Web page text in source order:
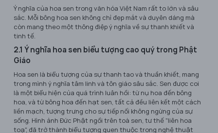
Ý nghĩa của hoa sen trong văn hóa Việt Nam rất to lớn và sâu
sắc. Mỗi bông hoa sen không chỉ đẹp mắt và duyên dáng mà
còn mang theo một thông điệp ý nghĩa về sự thanh khiết và
tinh tế.
2.1 Ý nghĩa hoa sen biểu tượng cao quý trong Phật
Giáo
Hoa sen là biểu tượng của sự thanh tao và thuần khiết, mang
trong mình ý nghĩa tâm linh và tôn giáo sâu sắc. Sen được coi
là một biểu hiện của quá trình luân hồi: từ nụ hoa đến bông
hoa, và từ bông hoa đến hạt sen, tất cả đều liên kết một cách
liền mạch, tượng trưng cho sự tiếp nối không ngừng của sự
sống. Hình ảnh Đức Phật ngồi trên toà sen, tư thế "liên hoa
toạ", đã trở thành biểu tượng quen thuộc trong nghệ thuật